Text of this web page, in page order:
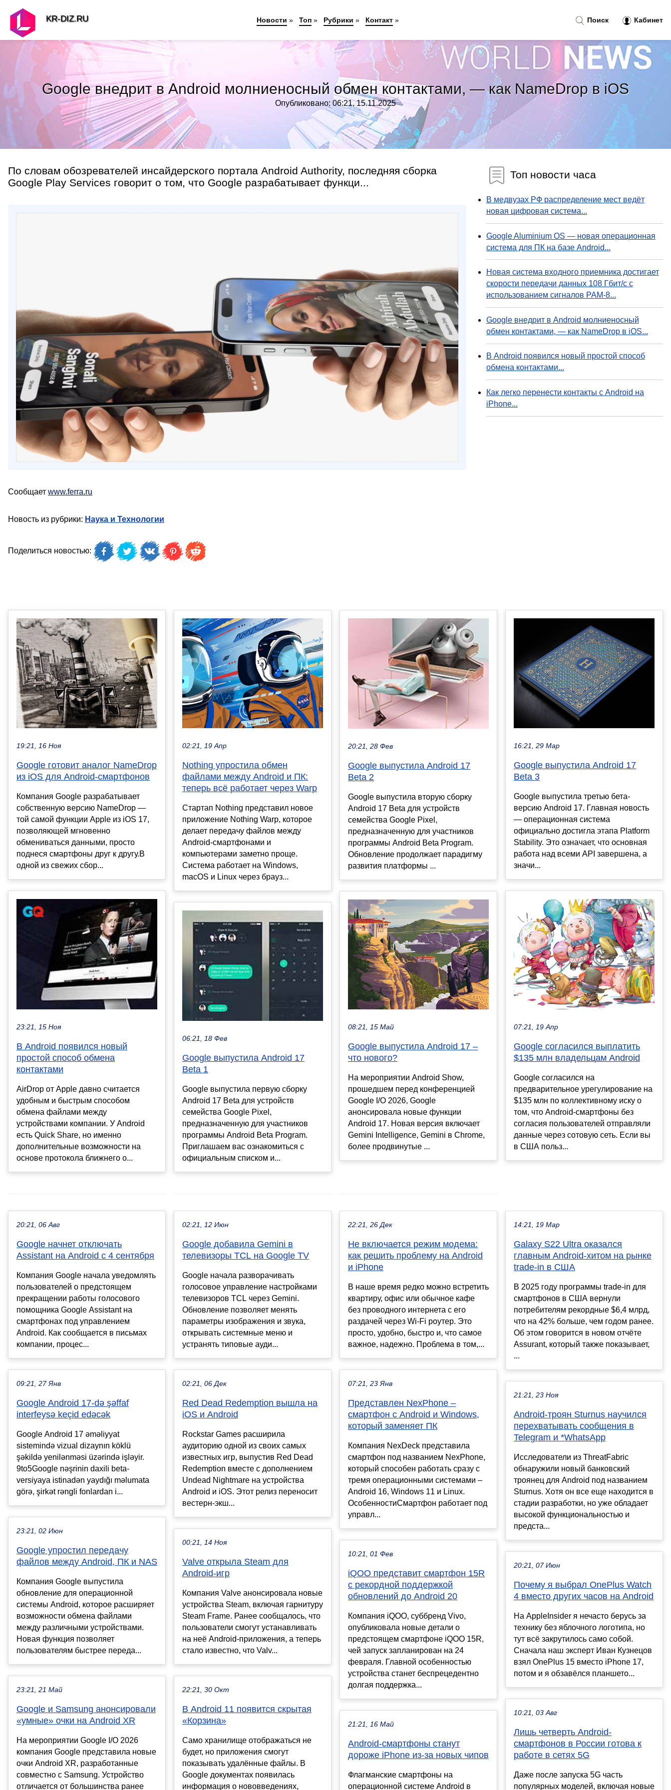
Google внедрит в Android молниеносный обмен контактами, — как NameDrop в iOS
Опубликовано: 06:21, 15.11.2025
По словам обозревателей инсайдерского портала Android Authority, последняя сборка
Google Play Services говорит о том, что Google разрабатывает функци...
Сообщает www.ferra.ru
Новость из рубрики: Наука и Технологии
Поделиться новостью:
Топ новости часа
В медвузах РФ распределение мест ведёт
новая цифровая система...
Google Aluminium OS — новая операционная
система для ПК на базе Android...
Новая система входного приемника достигает
скорости передачи данных 108 Гбит/с с
использованием сигналов PAM-8...
Google внедрит в Android молниеносный
обмен контактами, — как NameDrop в iOS...
В Android появился новый простой способ
обмена контактами...
Как легко перенести контакты с Android на
iPhone...
19:21, 16 Ноя
Google готовит аналог NameDrop
из iOS для Android-смартфонов
Компания Google разрабатывает
собственную версию NameDrop —
той самой функции Apple из iOS 17,
позволяющей мгновенно
обмениваться данными, просто
поднеся смартфоны друг к другу.В
одной из свежих сбор...
23:21, 15 Ноя
В Android появился новый
простой способ обмена
контактами
AirDrop от Apple давно считается
удобным и быстрым способом
обмена файлами между
устройствами компании. У Android
есть Quick Share, но именно
дополнительные возможности на
основе протокола ближнего о...
02:21, 19 Апр
Nothing упростила обмен
файлами между Android и ПК:
теперь всё работает через Warp
Стартап Nothing представил новое
приложение Nothing Warp, которое
делает передачу файлов между
Android-смартфонами и
компьютерами заметно проще.
Система работает на Windows,
macOS и Linux через брауз...
06:21, 18 Фев
Google выпустила Android 17
Beta 1
Google выпустила первую сборку
Android 17 Beta для устройств
семейства Google Pixel,
предназначенную для участников
программы Android Beta Program.
Приглашаем вас ознакомиться с
официальным списком и...
20:21, 28 Фев
Google выпустила Android 17
Beta 2
Google выпустила вторую сборку
Android 17 Beta для устройств
семейства Google Pixel,
предназначенную для участников
программы Android Beta Program.
Обновление продолжает парадигму
развития платформы ...
08:21, 15 Май
Google выпустила Android 17 –
что нового?
На мероприятии Android Show,
прошедшем перед конференцией
Google I/O 2026, Google
анонсировала новые функции
Android 17. Новая версия включает
Gemini Intelligence, Gemini в Chrome,
более продвинутые ...
16:21, 29 Мар
Google выпустила Android 17
Beta 3
Google выпустила третью бета-
версию Android 17. Главная новость
— операционная система
официально достигла этапа Platform
Stability. Это означает, что основная
работа над всеми API завершена, а
значи...
07:21, 19 Апр
Google согласился выплатить
$135 млн владельцам Android
Google согласился на
предварительное урегулирование на
$135 млн по коллективному иску о
том, что Android-смартфоны без
согласия пользователей отправляли
данные через сотовую сеть. Если вы
в США польз...
20:21, 06 Авг
Google начнет отключать
Assistant на Android с 4 сентября
Компания Google начала уведомлять
пользователей о предстоящем
прекращении работы голосового
помощника Google Assistant на
смартфонах под управлением
Android. Как сообщается в письмах
компании, процес...
09:21, 27 Янв
Google Android 17-də şəffaf
interfeysə keçid edəcək
Google Android 17 əməliyyat
sistemində vizual dizaynın köklü
şəkildə yenilənməsi üzərində işləyir.
9to5Google nəşrinin daxili beta-
versiyaya istinadən yaydığı məlumata
görə, şirkət rəngli fonlardan i...
23:21, 02 Июн
Google упростил передачу
файлов между Android, ПК и NAS
Компания Google выпустила
обновление для операционной
системы Android, которое расширяет
возможности обмена файлами
между различными устройствами.
Новая функция позволяет
пользователям быстрее переда...
23:21, 21 Май
Google и Samsung анонсировали
«умные» очки на Android XR
На мероприятии Google I/O 2026
компания Google представила новые
очки Android XR, разработанные
совместно с Samsung. Устройство
отличается от большинства ранее
02:21, 12 Июн
Google добавила Gemini в
телевизоры TCL на Google TV
Google начала разворачивать
голосовое управление настройками
телевизоров TCL через Gemini.
Обновление позволяет менять
параметры изображения и звука,
открывать системные меню и
устранять типовые ауди...
02:21, 06 Дек
Red Dead Redemption вышла на
iOS и Android
Rockstar Games расширила
аудиторию одной из своих самых
известных игр, выпустив Red Dead
Redemption вместе с дополнением
Undead Nightmare на устройства
Android и iOS. Этот релиз переносит
вестерн-экш...
00:21, 14 Ноя
Valve открыла Steam для
Android-игр
Компания Valve анонсировала новые
устройства Steam, включая гарнитуру
Steam Frame. Ранее сообщалось, что
пользователи смогут устанавливать
на неё Android-приложения, а теперь
стало известно, что Valv...
22:21, 30 Окт
В Android 11 появится скрытая
«Корзина»
Само хранилище отображаться не
будет, но приложения смогут
показывать удалённые файлы. В
Google документах появилась
информация о нововведениях,
22:21, 26 Дек
Не включается режим модема:
как решить проблему на Android
и iPhone
В наше время редко можно встретить
квартиру, офис или обычное кафе
без проводного интернета с его
раздачей через Wi-Fi роутер. Это
просто, удобно, быстро и, что самое
важное, надежно. Проблема в том,...
07:21, 23 Янв
Представлен NexPhone –
смартфон с Android и Windows,
который заменяет ПК
Компания NexDeck представила
смартфон под названием NexPhone,
который способен работать сразу с
тремя операционными системами –
Android 16, Windows 11 и Linux.
ОсобенностиСмартфон работает под
управл...
10:21, 01 Фев
iQOO представит смартфон 15R
с рекордной поддержкой
обновлений до Android 20
Компания iQOO, суббренд Vivo,
опубликовала новые детали о
предстоящем смартфоне iQOO 15R,
чей запуск запланирован на 24
февраля. Главной особенностью
устройства станет беспрецедентно
долгая поддержка...
21:21, 16 Май
Android-смартфоны станут
дороже iPhone из-за новых чипов
Флагманские смартфоны на
операционной системе Android в
14:21, 19 Мар
Galaxy S22 Ultra оказался
главным Android-хитом на рынке
trade-in в США
В 2025 году программы trade-in для
смартфонов в США вернули
потребителям рекордные $6,4 млрд,
что на 42% больше, чем годом ранее.
Об этом говорится в новом отчёте
Assurant, который также показывает,
...
21:21, 23 Ноя
Android-троян Sturnus научился
перехватывать сообщения в
Telegram и *WhatsApp
Исследователи из ThreatFabric
обнаружили новый банковский
троянец для Android под названием
Sturnus. Хотя он все еще находится в
стадии разработки, но уже обладает
высокой функциональностью и
предста...
20:21, 07 Июн
Почему я выбрал OnePlus Watch
4 вместо других часов на Android
На AppleInsider я нечасто берусь за
технику без яблочного логотипа, но
тут всё закрутилось само собой.
Сначала наш эксперт Иван Кузнецов
взял OnePlus 15 вместо iPhone 17,
потом и я обзавёлся планшето...
10:21, 03 Авг
Лишь четверть Android-
смартфонов в России готова к
работе в сетях 5G
Даже после запуска 5G часть
популярных моделей, включая новые
Поиск Кабинет
KR-DIZ.RU Новости » Топ » Рубрики » Контакт »